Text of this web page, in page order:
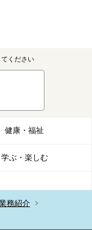
ください
健康・福祉
学ぶ・楽しむ
務紹介